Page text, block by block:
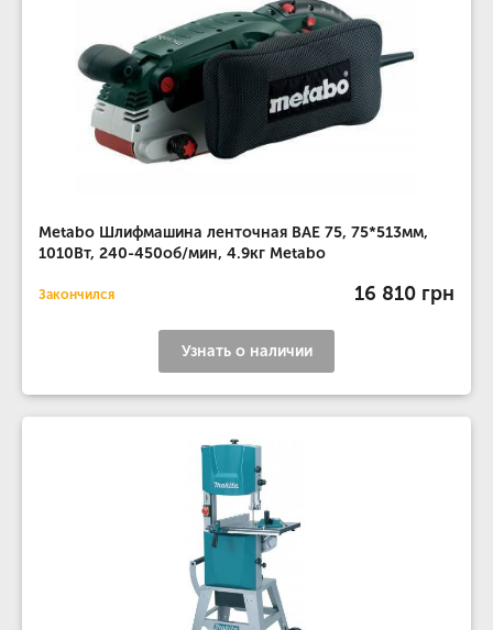
Metabo Шлифмашина ленточная BAE 75, 75*513мм,
1010Вт, 240-450об/мин, 4.9кг Metabo
Закончился 16 810 грн
Узнать о наличии